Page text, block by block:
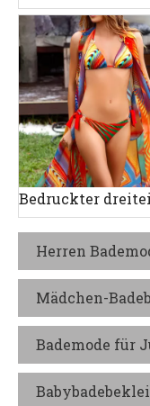
Herren
Mädchen-
Bademode für